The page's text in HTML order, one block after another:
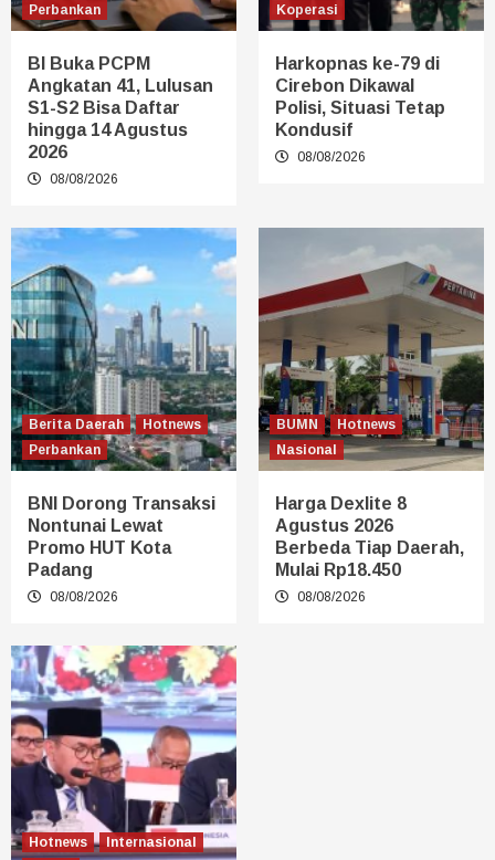
Perbankan
BI Buka PCPM
Angkatan 41, Lulusan
S1-S2 Bisa Daftar
hingga 14 Agustus
2026
08/08/2026
Koperasi
Harkopnas ke-79 di
Cirebon Dikawal
Polisi, Situasi Tetap
Kondusif
08/08/2026
Berita Daerah
Hotnews
Perbankan
BNI Dorong Transaksi
Nontunai Lewat
Promo HUT Kota
Padang
08/08/2026
BUMN
Hotnews
Nasional
Harga Dexlite 8
Agustus 2026
Berbeda Tiap Daerah,
Mulai Rp18.450
08/08/2026
Hotnews Internasional